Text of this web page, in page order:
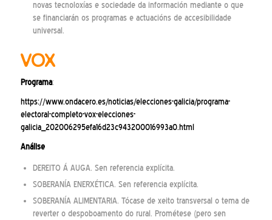
novas tecnoloxías e sociedade da información mediante o que
se financiarán os programas e actuacións de accesibilidade
universal.
VOX
Programa:
https://www.ondacero.es/noticias/elecciones-galicia/programa-
electoral-completo-vox-elecciones-
galicia_202006295efa16d23c943200016993a0.html
Análise
DEREITO Á AUGA. Sen referencia explícita.
SOBERANÍA ENERXÉTICA. Sen referencia explícita.
SOBERANÍA ALIMENTARIA. Tócase de xeito transversal o tema de
reverter o despoboamento do rural. Prométese (pero sen